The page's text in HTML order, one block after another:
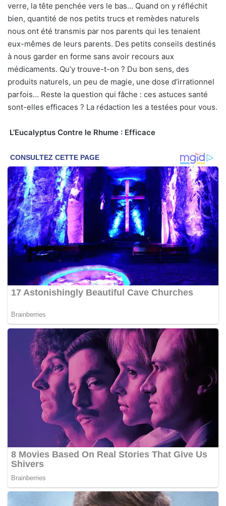
verre, la tête penchée vers le bas… Quand on y réfléchit
bien, quantité de nos petits trucs et remèdes naturels
nous ont été transmis par nos parents qui les tenaient
eux-mêmes de leurs parents. Des petits conseils destinés
à nous garder en forme sans avoir recours aux
médicaments. Qu’y trouve-t-on ? Du bon sens, des
produits naturels, un peu de magie, une dose d’irrationnel
parfois… Reste la question qui fâche : ces astuces santé
sont-elles efficaces ? La rédaction les a testées pour vous.
L’Eucalyptus Contre le Rhume : Efficace